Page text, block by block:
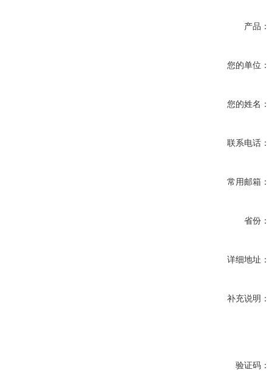
产品：
您的单位：
您的姓名：
联系电话：
常用邮箱：
省份：
详细地址：
补充说明：
验证码：